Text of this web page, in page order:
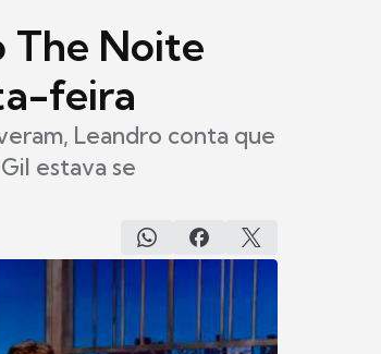
The Noite
feira
Leandro conta que
estava se